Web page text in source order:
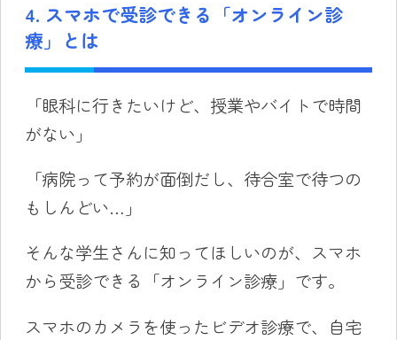
4. スマホで受診できる「オンライン診
療」とは
「眼科に行きたいけど、授業やバイトで時間
がない」
「病院って予約が面倒だし、待合室で待つの
もしんどい…」
そんな学生さんに知ってほしいのが、スマホ
から受診できる「オンライン診療」です。
スマホのカメラを使ったビデオ診療で、自宅